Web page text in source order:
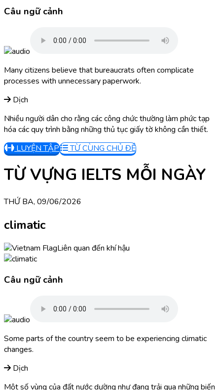
Câu ngữ cảnh
Many citizens believe that bureaucrats often complicate
processes with unnecessary paperwork.
Dịch
Nhiều người dân cho rằng các công chức thường làm phức tạp
hóa các quy trình bằng những thủ tục giấy tờ không cần thiết.
LUYỆN TẬP
TỪ CÙNG CHỦ ĐỀ
TỪ VỰNG IELTS MỖI NGÀY
THỨ BA, 09/06/2026
climatic
Liên quan đến khí hậu
Câu ngữ cảnh
Some parts of the country seem to be experiencing climatic
changes.
Dịch
Một số vùng của đất nước dường như đang trải qua những biến